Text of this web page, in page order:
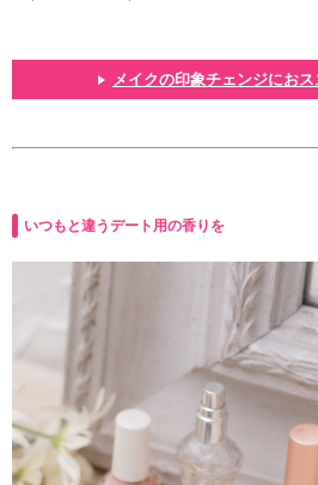
メイクの印象チェンジにお
いつもと違うデート用の香りを